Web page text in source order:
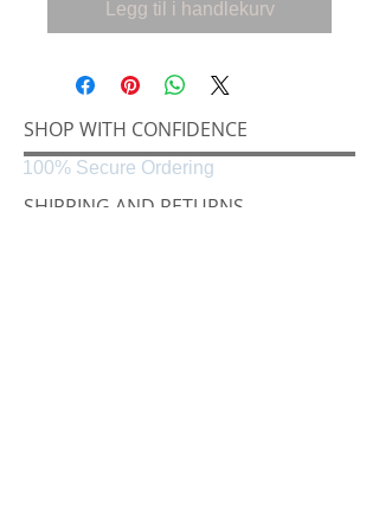
Legg til i handlekurv
SHOP WITH CONFIDENCE
SHIPPING AND RETURNS
100% Secure Ordering